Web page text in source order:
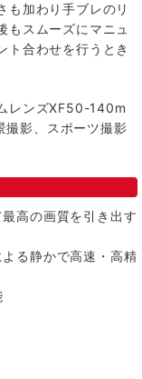
も加わり手ブレのリ
もスムーズにマニュ
ト合わせを行うとき
レンズXF50-140m
影、スポーツ撮影
高の画質を引き出す
る静かで高速・高精